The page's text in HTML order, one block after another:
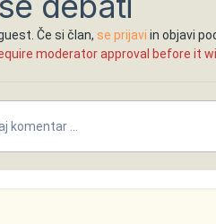
Če si član, se prijavi in objavi
moderator approval before it
komentar ...